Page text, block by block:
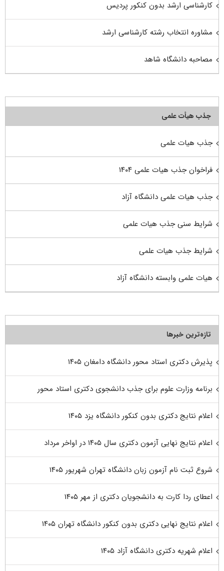
کارشناسی ارشد بدون کنکور پردیس
مشاوره انتخاب رشته کارشناسی ارشد
مصاحبه دانشگاه شاهد
جذب هیأت علمی
جذب هیات علمی
فراخوان جذب هیات علمی ۱۴۰۴
جذب هیات علمی دانشگاه آزاد
شرایط سنی جذب هیات علمی
شرایط جذب هیات علمی
هیات علمی وابسته دانشگاه آزاد
تازه‌ترین خبرها
پذیرش دکتری استاد محور دانشگاه دامغان ۱۴۰۵
برنامه وزارت علوم برای جذب دانشجوی دکتری استاد محور
اعلام نتایج دکتری بدون کنکور دانشگاه یزد ۱۴۰۵
اعلام نتایج نهایی آزمون دکتری سال ۱۴۰۵ در اواخر مرداد
شروع ثبت نام آزمون زبان دانشگاه تهران شهریور ۱۴۰۵
اعطای ردا کارت به دانشجویان دکتری از مهر ۱۴۰۵
اعلام نتایج نهایی دکتری بدون کنکور دانشگاه تهران ۱۴۰۵
اعلام شهریه دکتری دانشگاه آزاد ۱۴۰۵